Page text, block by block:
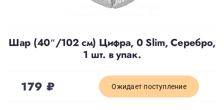
О нас
Шар (40″/102 см) Цифра, 0 Slim, Серебро,
1 шт. в упак.
179 ₽ Ожидает поступление